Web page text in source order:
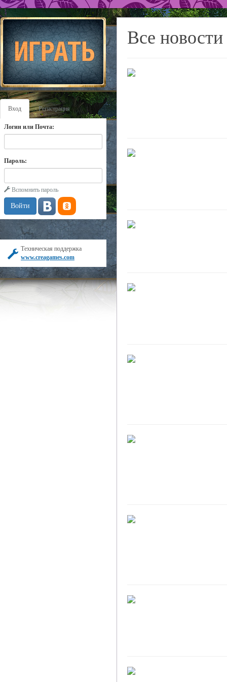
Вход Регистрация
Логин или Почта:
Пароль:
Вспомнить пароль
Техническая поддержка
www.creagames.com
Все новости